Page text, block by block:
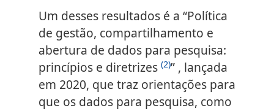
Um desses resultados é a “Política
de gestão, compartilhamento e
abertura de dados para pesquisa:
princípios e diretrizes (2)” , lançada
em 2020, que traz orientações para
que os dados para pesquisa, como